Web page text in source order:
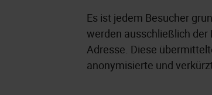
Es ist jedem Besucher
werden ausschließlich der
Adresse. Diese
anonymisierte und